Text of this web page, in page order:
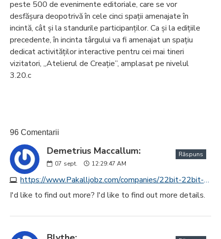
peste 500 de evenimente editoriale, care se vor
desfășura deopotrivă în cele cinci spații amenajate în
incintă, cât și la standurile participanților. Ca și la edițiile
precedente, în incinta târgului va fi amenajat un spațiu
dedicat activităților interactive pentru cei mai tineri
vizitatori, „Atelierul de Creație”, amplasat pe nivelul
3.20.c
96 Comentarii
Demetrius Maccallum:
07 sept. 12:29:47 AM
https://www.Pakalljobz.com/companies/22bit-22bit-casino14
Răspuns
I'd like to find out more? I'd like to find out more details.